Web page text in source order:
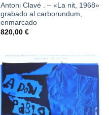
Antoni Clavé . – «La nit, 1968»
grabado al carborundum,
enmarcado
820,00 €